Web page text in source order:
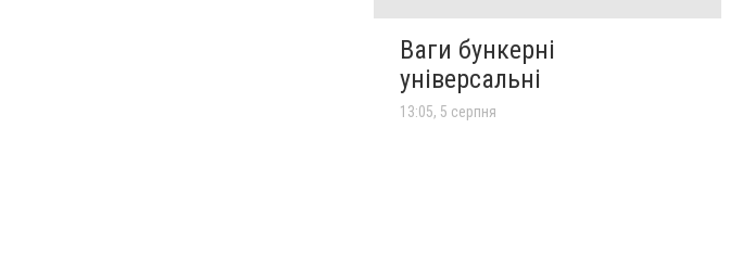
Ваги бункерні
універсальні
13:05, 5 серпня